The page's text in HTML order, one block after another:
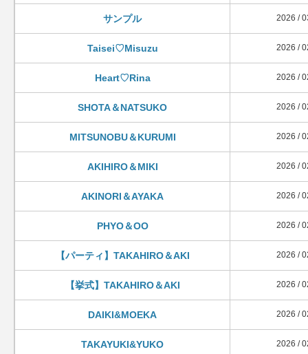
サンプル 2026 /
Taisei♡Misuzu 2026 /
Heart♡Rina 2026 /
SHOTA＆NATSUKO 2026 /
MITSUNOBU＆KURUMI 2026 /
AKIHIRO＆MIKI 2026 /
AKINORI＆AYAKA 2026 /
PHYO＆OO 2026 /
【パーティ】TAKAHIRO＆AKI 2026 /
【挙式】TAKAHIRO＆AKI 2026 /
DAIKI&MOEKA 2026 /
TAKAYUKI&YUKO 2026 /